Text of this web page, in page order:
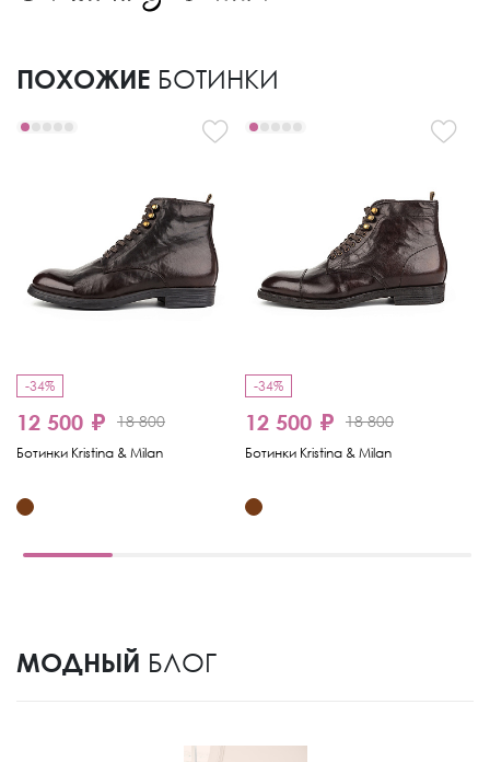
ПОХОЖИЕ БОТИНКИ
-34%
12 500 ₽ 18 800
Ботинки Kristina & Milan
-34%
12 500 ₽ 18 800
Ботинки Kristina & Milan
МОДНЫЙ БЛОГ